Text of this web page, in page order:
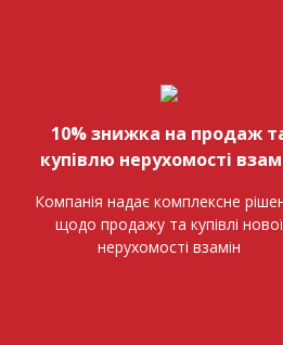
10% знижка на продаж
купівлю нерухомості
Компанія надає комплексне
щодо продажу та купівлі нової
нерухомості взамін